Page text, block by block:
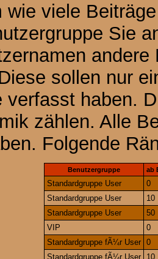
wie viele
Sie
sollen nur
verfasst haben.
zählen. Alle
Folgende
Benutzergruppe ab
Standardgruppe User
0
Standardgruppe User
10
Standardgruppe User
50
VIP
0
Standardgruppe fÃ¼r User
0
Standardgruppe fÃ¼r User
10